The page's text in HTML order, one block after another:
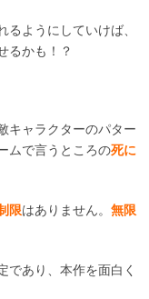
ようにしていけば、
るかも！？
キャラクターのパター
ムで言うところの死に
限はありません。 無限
であり、本作を面白く